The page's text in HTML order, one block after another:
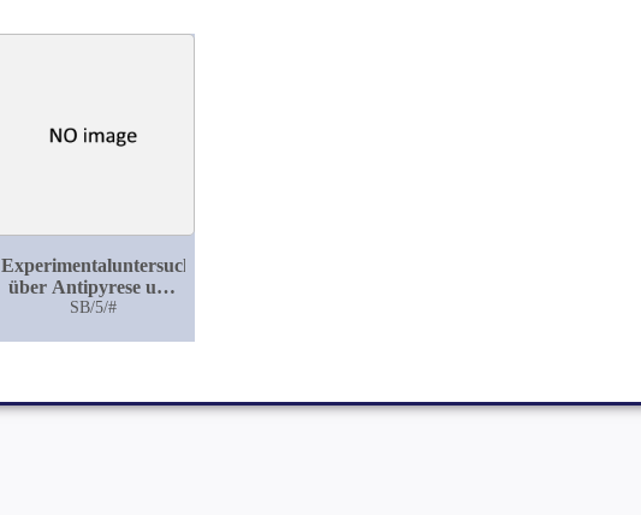
Experimentaluntersuchungen
über Antipyrese und
Pyrese, nervöse und
SB/5/#